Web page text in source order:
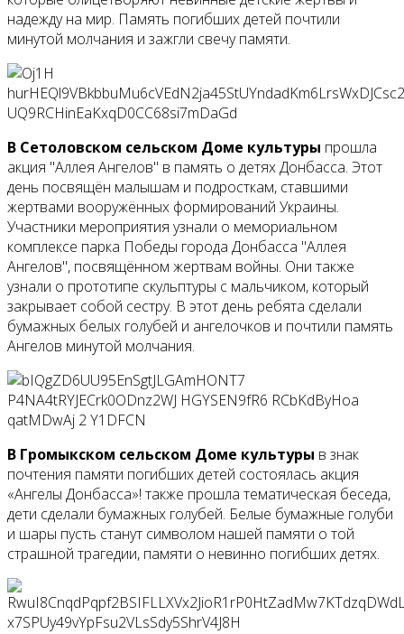
надежду на мир. Память погибших детей почтили
минутой молчания и зажгли свечу памяти.
В Сетоловском сельском Доме культуры прошла
акция "Аллея Ангелов" в память о детях Донбасса. Этот
день посвящён малышам и подросткам, ставшими
жертвами вооружённых формирований Украины.
Участники мероприятия узнали о мемориальном
комплексе парка Победы города Донбасса "Аллея
Ангелов", посвящённом жертвам войны. Они также
узнали о прототипе скульптуры с мальчиком, который
закрывает собой сестру. В этот день ребята сделали
бумажных белых голубей и ангелочков и почтили память
Ангелов минутой молчания.
В Громыкском сельском Доме культуры в знак
почтения памяти погибших детей состоялась акция
«Ангелы Донбасса»! также прошла тематическая беседа,
дети сделали бумажных голубей. Белые бумажные голуби
и шары пусть станут символом нашей памяти о той
страшной трагедии, памяти о невинно погибших детях.